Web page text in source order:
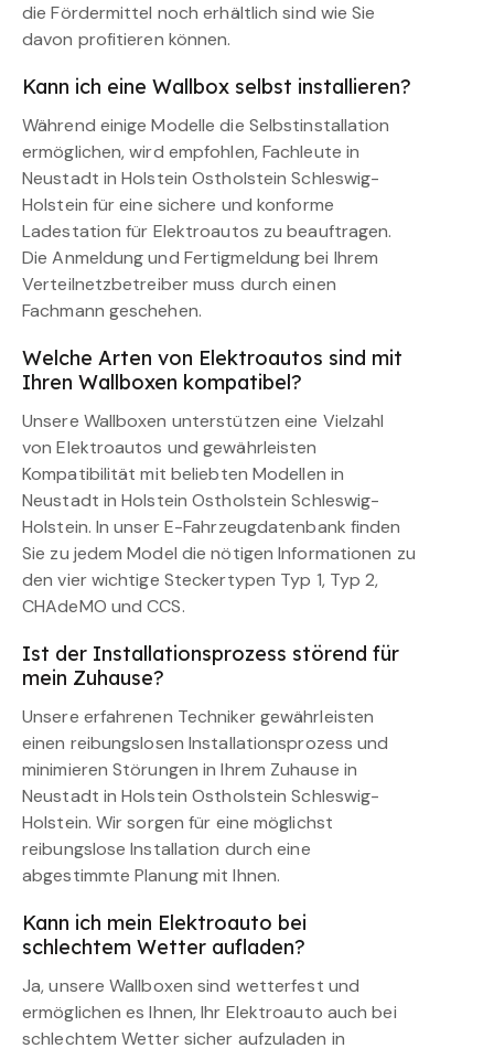
die Fördermittel noch erhältlich sind wie Sie
davon profitieren können.
Kann ich eine Wallbox selbst installieren?
Während einige Modelle die Selbstinstallation
ermöglichen, wird empfohlen, Fachleute in
Neustadt in Holstein Ostholstein Schleswig-
Holstein für eine sichere und konforme
Ladestation für Elektroautos zu beauftragen.
Die Anmeldung und Fertigmeldung bei Ihrem
Verteilnetzbetreiber muss durch einen
Fachmann geschehen.
Welche Arten von Elektroautos sind mit
Ihren Wallboxen kompatibel?
Unsere Wallboxen unterstützen eine Vielzahl
von Elektroautos und gewährleisten
Kompatibilität mit beliebten Modellen in
Neustadt in Holstein Ostholstein Schleswig-
Holstein. In unser E-Fahrzeugdatenbank finden
Sie zu jedem Model die nötigen Informationen zu
den vier wichtige Steckertypen Typ 1, Typ 2,
CHAdeMO und CCS.
Ist der Installationsprozess störend für
mein Zuhause?
Unsere erfahrenen Techniker gewährleisten
einen reibungslosen Installationsprozess und
minimieren Störungen in Ihrem Zuhause in
Neustadt in Holstein Ostholstein Schleswig-
Holstein. Wir sorgen für eine möglichst
reibungslose Installation durch eine
abgestimmte Planung mit Ihnen.
Kann ich mein Elektroauto bei
schlechtem Wetter aufladen?
Ja, unsere Wallboxen sind wetterfest und
ermöglichen es Ihnen, Ihr Elektroauto auch bei
schlechtem Wetter sicher aufzuladen in